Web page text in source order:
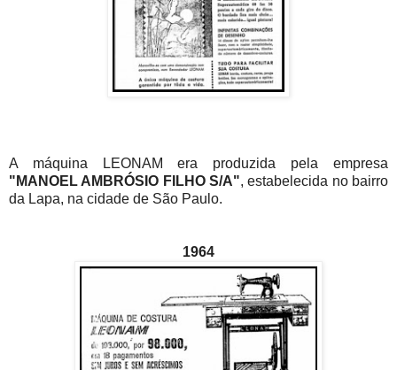
A máquina LEONAM era produzida pela empresa
"MANOEL AMBRÓSIO FILHO S/A", estabelecida no bairro
da Lapa, na cidade de São Paulo.
1964